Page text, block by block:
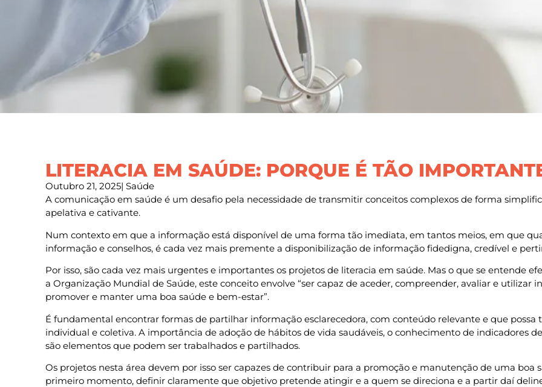
LITERACIA EM SAÚDE: PORQUE É TÃO
Outubro 21, 2025| Saúde
A comunicação em saúde é um desafio pela necessidade de transmitir conceitos complexos de forma
apelativa e cativante.
Num contexto em que a informação está disponível de uma forma tão imediata, em tantos meios, em que
informação e conselhos, é cada vez mais premente a disponibilização de informação fidedigna, credível e
Por isso, são cada vez mais urgentes e importantes os projetos de literacia em saúde. Mas o que se entende
a Organização Mundial de Saúde, este conceito envolve “ser capaz de aceder, compreender, avaliar e utilizar
promover e manter uma boa saúde e bem-estar”.
É fundamental encontrar formas de partilhar informação esclarecedora, com conteúdo relevante e que
individual e coletiva. A importância de adoção de hábitos de vida saudáveis, o conhecimento de indicadores
são elementos que podem ser trabalhados e partilhados.
Os projetos nesta área devem por isso ser capazes de contribuir para a promoção e manutenção de uma boa
primeiro momento, definir claramente que objetivo pretende atingir e a quem se direciona e a partir daí